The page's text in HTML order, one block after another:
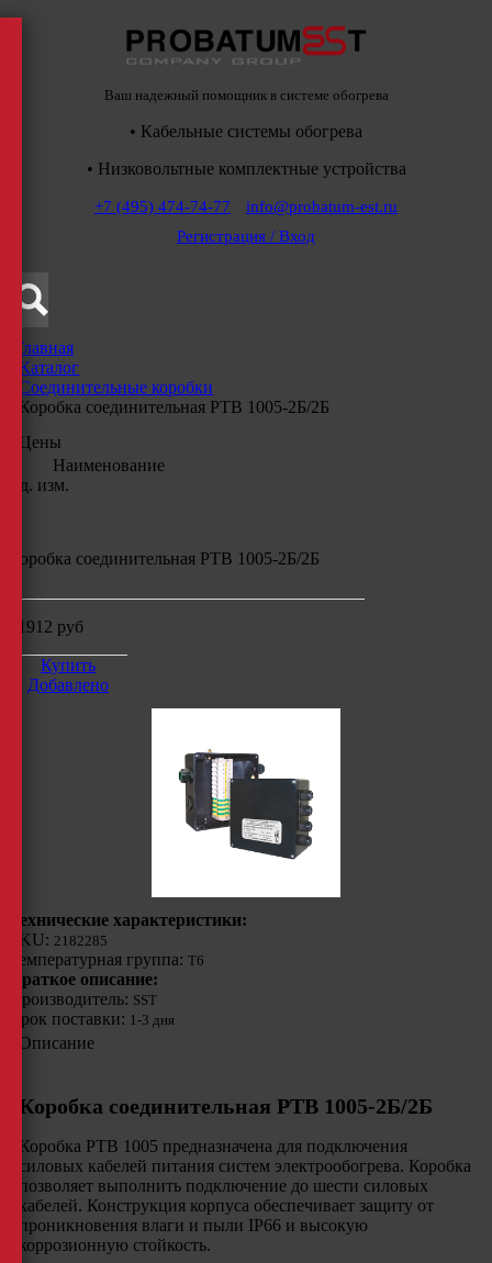
Ваш надежный помощник в системе обогрева
• Кабельные системы обогрева
• Низковольтные комплектные устройства
+7 (495) 474-74-77
info@probatum-est.ru
Регистрация / Вход
Главная
Каталог
Соединительные коробки
Коробка соединительная РТВ 1005-2Б/2Б
Цены
Наименование
Ед. изм.
Коробка соединительная РТВ 1005-2Б/2Б
31912 руб
Купить
Добавлено
Технические характеристики:
SKU: 2182285
Температурная группа: Т6
Краткое описание:
Производитель: SST
Срок поставки: 1-3 дня
Описание
Коробка соединительная РТВ 1005-2Б/2Б
Коробка РТВ 1005 предназначена для подключения
силовых кабелей питания систем электрообогрева. Коробка
позволяет выполнить подключение до шести силовых
кабелей. Конструкция корпуса обеспечивает защиту от
проникновения влаги и пыли IP66 и высокую
коррозионную стойкость.